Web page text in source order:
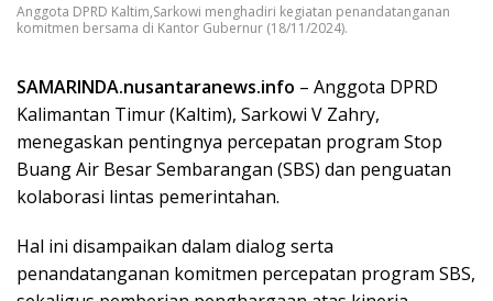
Anggota DPRD Kaltim,Sarkowi menghadiri kegiatan penandatanganan
komitmen bersama di Kantor Gubernur (18/11/2024).
SAMARINDA.nusantaranews.info – Anggota DPRD
Kalimantan Timur (Kaltim), Sarkowi V Zahry,
menegaskan pentingnya percepatan program Stop
Buang Air Besar Sembarangan (SBS) dan penguatan
kolaborasi lintas pemerintahan.
Hal ini disampaikan dalam dialog serta
penandatanganan komitmen percepatan program SBS,